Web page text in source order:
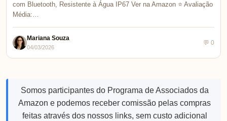
com Bluetooth, Resistente à Água IP67 Ver na Amazon ⭐ Avaliação
Média:…
Mariana Souza
04/03/2026
💬 0
Somos participantes do Programa de Associados da
Amazon e podemos receber comissão pelas compras
feitas através dos nossos links, sem custo adicional